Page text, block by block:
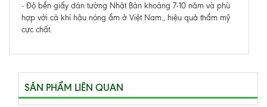
- Độ bền giấy dán tường Nhật Bản khoảng 7-10 năm và phù
hợp với cả khí hậu nóng ẩm ở Việt Nam., hiệu quả thẩm mỹ
cực chất.
SẢN PHẨM LIÊN QUAN